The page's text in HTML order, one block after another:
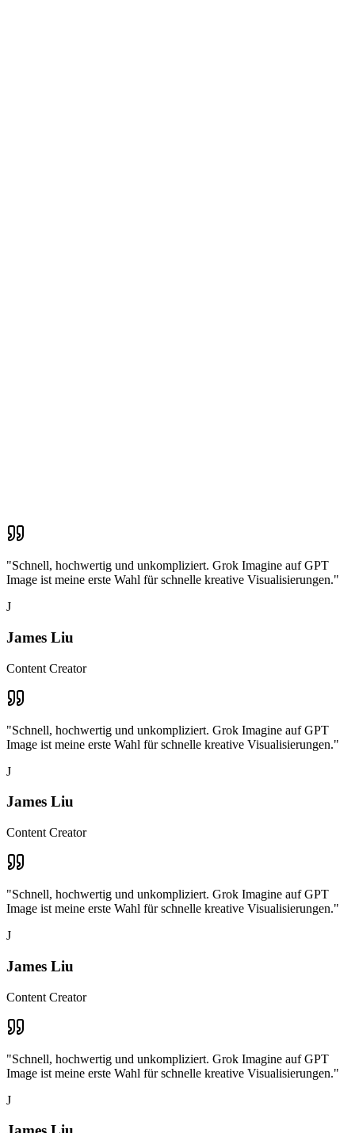
"Schnell, hochwertig und unkompliziert. Grok Imagine auf GPT
Image ist meine erste Wahl für schnelle kreative Visualisierungen."
J
James Liu
Content Creator
"Schnell, hochwertig und unkompliziert. Grok Imagine auf GPT
Image ist meine erste Wahl für schnelle kreative Visualisierungen."
J
James Liu
Content Creator
"Schnell, hochwertig und unkompliziert. Grok Imagine auf GPT
Image ist meine erste Wahl für schnelle kreative Visualisierungen."
J
James Liu
Content Creator
"Schnell, hochwertig und unkompliziert. Grok Imagine auf GPT
Image ist meine erste Wahl für schnelle kreative Visualisierungen."
J